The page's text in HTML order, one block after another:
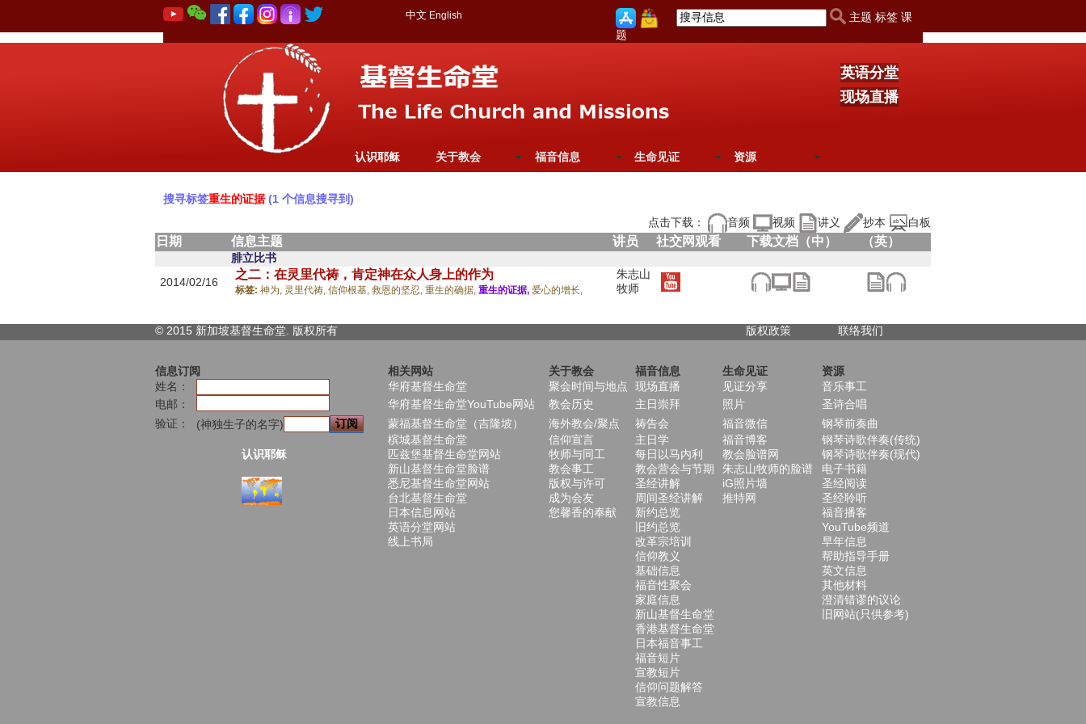
中文 English
主题 标签 课
题
英语分堂
现场直播
认识耶稣 关于教会 福音信息 生命见证 资源
搜寻标签重生的证据(1 个信息搜寻到)
点击下载：
音频 视频 讲义 抄本 白板
日期 信息主题 讲员 社交网观看 下载文档（中） （英）
腓立比书
2014/02/16
之二：在灵里代祷，肯定神在众人身上的作为
标签: 神为, 灵里代祷, 信仰根基, 救恩的坚忍, 重生的确据, 重生的证据, 爱心的增长,
朱志山
牧师
© 2015 新加坡基督生命堂. 版权所有 版权政策 联络我们
信息订阅 相关网站 关于教会 福音信息 生命见证
资源
姓名：
华府基督生命堂 聚会时间与地点 现场直播 见证分享
音乐事工
电邮：
华府基督生命堂YouTube网站 教会历史 主日崇拜 照片
圣诗合唱
验证：
(神独生子的名字) 蒙福基督生命堂（吉隆坡） 海外教会/聚点 祷告会 福音微信
钢琴前奏曲
槟城基督生命堂
信仰宣言 主日学 福音博客
钢琴诗歌伴奏(传统)
认识耶稣
匹兹堡基督生命堂网站 牧师与同工 每日以马内利 教会脸谱网
钢琴诗歌伴奏(现代)
新山基督生命堂脸谱
教会事工 教会营会与节期 朱志山牧师的脸谱
电子书籍
悉尼基督生命堂网站
版权与许可 圣经讲解 iG照片墙
圣经阅读
台北基督生命堂
成为会友 周间圣经讲解 推特网
圣经聆听
日本信息网站
您馨香的奉献 新约总览
福音播客
英语分堂网站
旧约总览
YouTube频道
线上书局
改革宗培训
早年信息
信仰教义
帮助指导手册
基础信息
英文信息
福音性聚会
其他材料
家庭信息
澄清错谬的议论
新山基督生命堂
旧网站(只供参考)
香港基督生命堂
日本福音事工
福音短片
宣教短片
信仰问题解答
宣教信息